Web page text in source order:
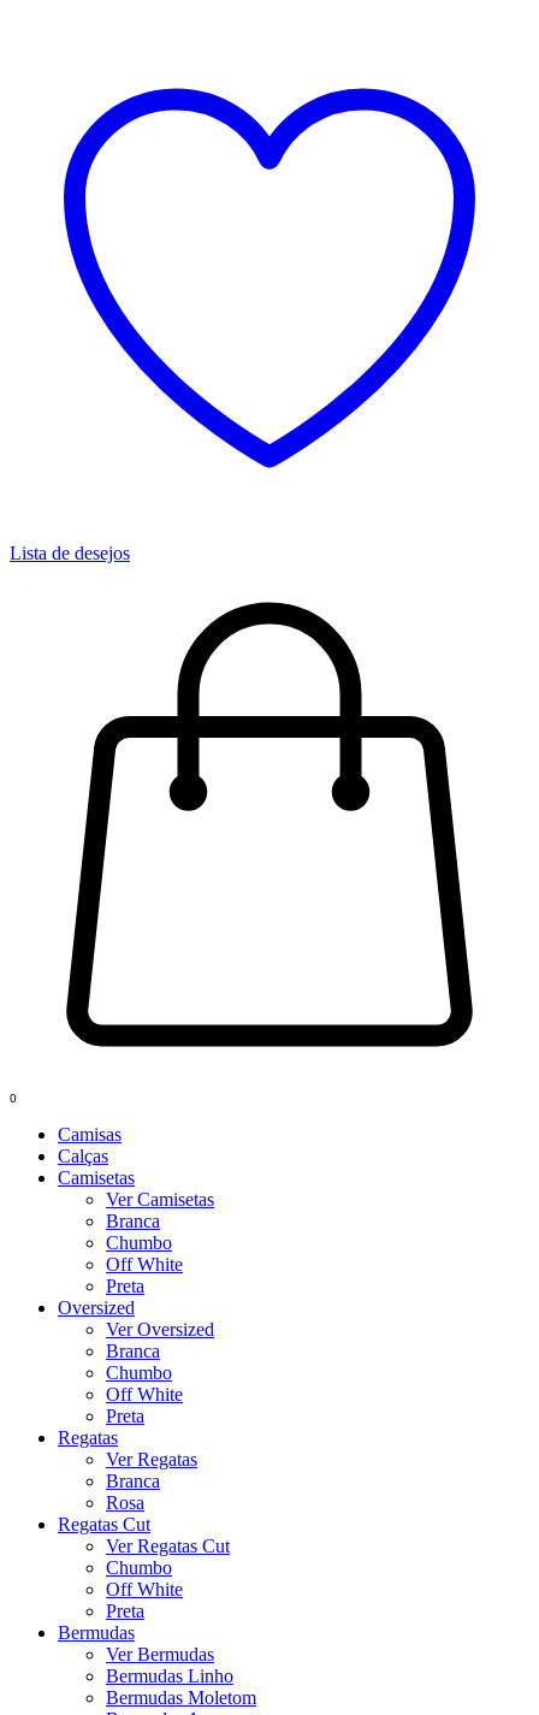
Lista de desejos
0
Camisas
Calças
Camisetas
Ver Camisetas
Branca
Chumbo
Off White
Preta
Oversized
Ver Oversized
Branca
Chumbo
Off White
Preta
Regatas
Ver Regatas
Branca
Rosa
Regatas Cut
Ver Regatas Cut
Chumbo
Off White
Preta
Bermudas
Ver Bermudas
Bermudas Linho
Bermudas Moletom